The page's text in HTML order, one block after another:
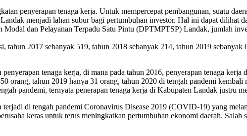
penyerapan tenaga kerja. Untuk mempercepat pembangunan, suatu
menjadi lahan subur bagi pertumbuhan investor. Hal ini dapat dilihat
Modal dan Pelayanan Terpadu Satu Pintu (DPTMPTSP) Landak, jumlah
tahun 2017 sebanyak 519, tahun 2018 sebanyak 214, tahun 2019 sebanyak
tenaga kerja, di mana pada tahun 2016, penyerapan tenaga
orang, tahun 2019 hanya 31 orang, tahun 2020 di tengah pandemi kembali
pandemi, ternyata penerapan tenaga kerja di Kabupaten Landak justru
di tengah pandemi Coronavirus Disease 2019 (COVID-19) yang
keras untuk terus meningkatkan pertumbuhan ekonomi daerah.